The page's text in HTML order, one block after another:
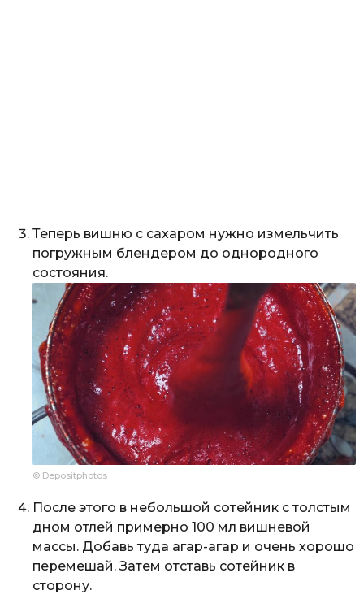
Теперь вишню с сахаром нужно измельчить
погружным блендером до однородного
состояния.
© Depositphotos
После этого в небольшой сотейник с толстым
дном отлей примерно 100 мл вишневой
массы. Добавь туда агар-агар и очень хорошо
перемешай. Затем отставь сотейник в
сторону.